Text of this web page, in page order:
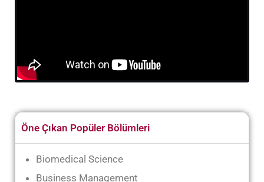
Öne Çıkan Popüler Bölümleri
Biomedical Science
Business Management